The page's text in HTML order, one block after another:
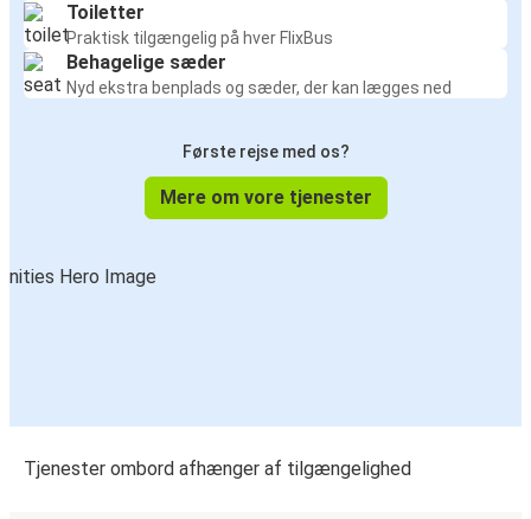
Toiletter
Praktisk tilgængelig på hver FlixBus
Behagelige sæder
Nyd ekstra benplads og sæder, der kan lægges ned
Første rejse med os?
Mere om vore tjenester
Tjenester ombord afhænger af tilgængelighed